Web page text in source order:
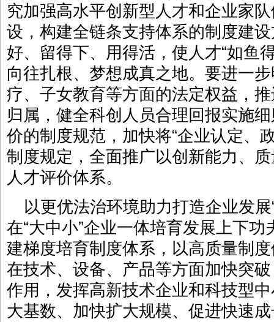
究加强高水平创新型人才和企业家
设，构建全链条支持体系的制度建
好、留得下、用得活，使人才“如鱼
向往扎根、梦想成真之地。要进一
疗、子女教育等方面的法定权益，
归属，健全科创人员合理回报实施
价的制度规范，加快将“企业认定、
制度规定，全面推广以创新能力、
人才评价体系。
以更优法治环境助力打造企业发
在“大中小”企业一体培育发展上下
建梯度培育制度体系，以高质量制
在技术、设备、产品等方面加快突
作用，发挥高新技术企业和科技型
大基数、加快扩大规模、促进快速